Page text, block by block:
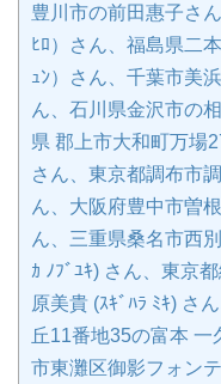
豊川市の前田惠子さ
ﾋﾛ）さん、福島県二
ｭﾝ）さん、千葉市美
ん、石川県金沢市の
県 郡上市大和町万場
さん、東京都調布市
ん、大阪府豊中市曽
ん、三重県桑名市西
ｶ ﾉﾌﾞﾕｷ) さん、東京
原美貴 (ｽｷﾞﾊﾗ ﾐｷ) さ
丘11番地35の富本 一
市東灘区御影フォン